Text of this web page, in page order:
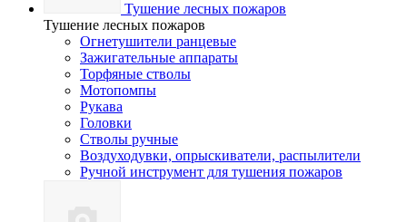
Тушение лесных пожаров
Тушение лесных пожаров
Огнетушители ранцевые
Зажигательные аппараты
Торфяные стволы
Мотопомпы
Рукава
Головки
Стволы ручные
Воздуходувки, опрыскиватели, распылители
Ручной инструмент для тушения пожаров